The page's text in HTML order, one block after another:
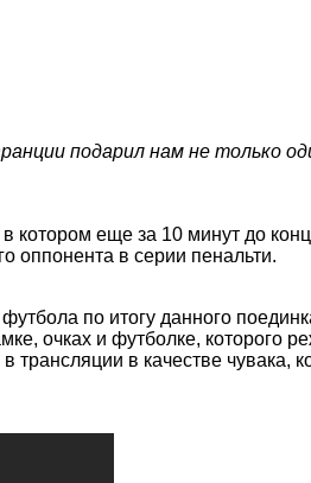
подарил нам не только
еще за 10 минут до
оппонента в серии пенальти.
по итогу данного
очках и футболке, которого
трансляции в качестве